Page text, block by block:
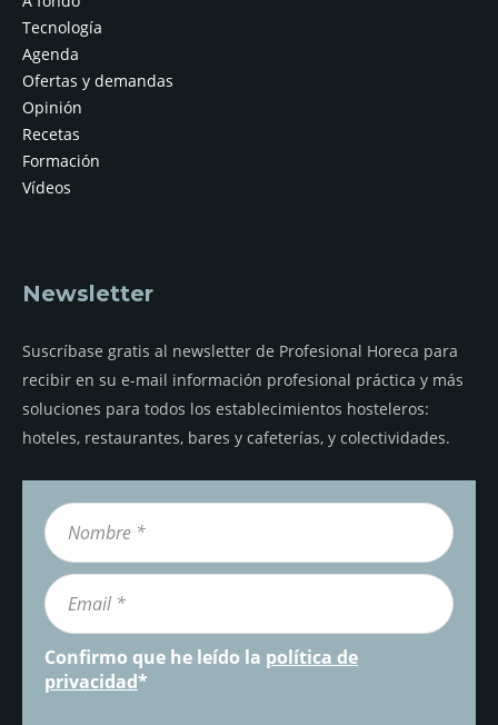
Tecnología
Agenda
Ofertas y demandas
Opinión
Recetas
Formación
Vídeos
Newsletter
Suscríbase gratis al newsletter de Profesional Horeca para
recibir en su e-mail información profesional práctica y más
soluciones para todos los establecimientos hosteleros:
hoteles, restaurantes, bares y cafeterías, y colectividades.
Confirmo que he leído la política de
privacidad*